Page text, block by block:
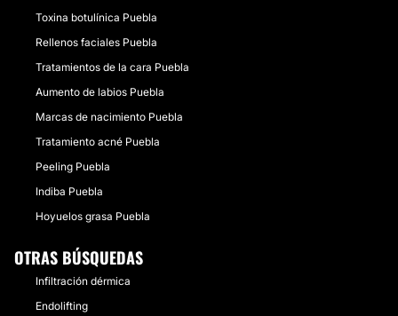
Toxina botulínica Puebla
Rellenos faciales Puebla
Tratamientos de la cara Puebla
Aumento de labios Puebla
Marcas de nacimiento Puebla
Tratamiento acné Puebla
Peeling Puebla
Indiba Puebla
Hoyuelos grasa Puebla
OTRAS BÚSQUEDAS
Infiltración dérmica
Endolifting